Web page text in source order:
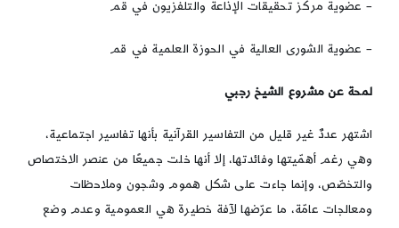
– عضوية مرکز تحقيقات الإذاعة والتلفزيون في قم
– عضوية الشورى العالية في الحوزة العلمية في قم
لمحة عن مشروع الشيخ رجبي
اشتهر عددٌ غير قليل من التفاسير القرآنية بأنها تفاسير اجتماعية،
وهي رغم أهمّيتها وفائدتها، إلا أنها خلت جميعًا من عنصر الاختصاص
والتخصّص، وإنما جاءت على شكل هموم وشجون وملاحظات
ومعالجات عامّة، ما عرّضها لآفة خطيرة هي العمومية وعدم وضع